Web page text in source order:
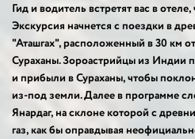
Гид и водитель встретят вас в
Экскурсия начнется с поездки в
"Аташгах", расположенный в 30 км
Сураханы. Зороастрийцы из Индии
и прибыли в Сураханы, чтобы
из-под земли. Далее в программе
Янардаг, на склоне которой с
газ, как бы оправдывая